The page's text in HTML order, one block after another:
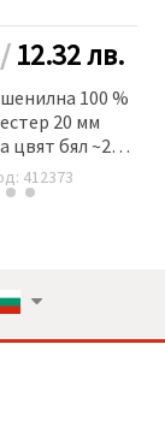
12.32лв.
100 %
20 мм
цвят бял ~240
грама -25 метра
412373